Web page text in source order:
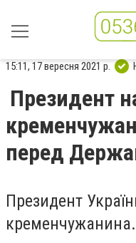
15:11, 17 вересня 2021 р.
Президент
перед
Президент
кременчужанина.